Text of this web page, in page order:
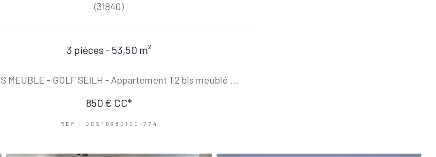
(31840)
3 pièces - 53,50 m²
MEUBLE - GOLF SEILH - Appartement T2 bis meublé ...
850 € CC*
REF : GES10380100-774